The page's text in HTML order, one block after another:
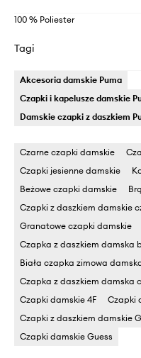
100 % Poliester
Tagi
Akcesoria damskie Puma
Czapki i kapelusze damskie
Damskie czapki z daszkiem
Czarne czapki damskie
Czapki jesienne damskie
Beżowe czapki damskie
Czapki z daszkiem damskie
Granatowe czapki damskie
Czapka z daszkiem damska
Biała czapka zimowa
Czapka z daszkiem damska
Czapki damskie 4F
Czapki
Czapki z daszkiem damskie
Czapki damskie Guess